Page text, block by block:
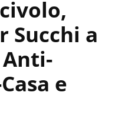
Succhi a
e